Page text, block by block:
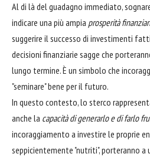
Al di là del guadagno immediato,
indicare una più ampia prosperità
suggerire il successo di investimenti
decisioni finanziarie sagge che
lungo termine. È un simbolo che
"seminare" bene per il futuro.
In questo contesto, lo sterco
anche la capacità di generarlo e di farlo
incoraggiamento a investire le proprie
seppicientemente "nutriti", porteranno a